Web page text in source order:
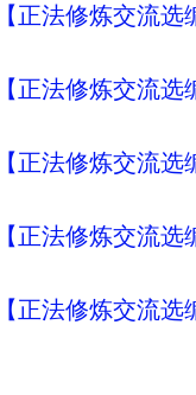
【正法修炼交流
【正法修炼交流
【正法修炼交流
【正法修炼交流
【正法修炼交流